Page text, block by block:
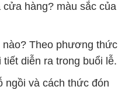
hàng? màu sắc của
Theo phương thức
diễn ra trong buổi lễ.
ngồi và cách thức đón